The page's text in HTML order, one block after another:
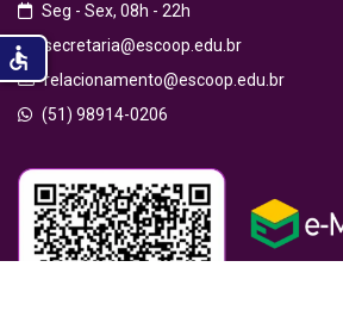
Seg - Sex, 08h - 22h
secretaria@escoop.edu.br
relacionamento@escoop.edu.br
(51) 98914-0206
accessible